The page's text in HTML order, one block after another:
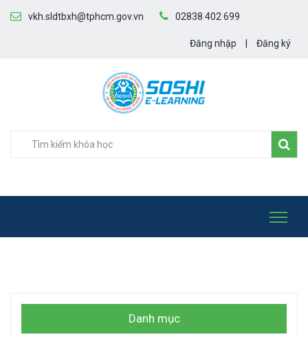
vkh.sldtbxh@tphcm.gov.vn 02838 402 699
Đăng nhập Đăng ký
Danh mục